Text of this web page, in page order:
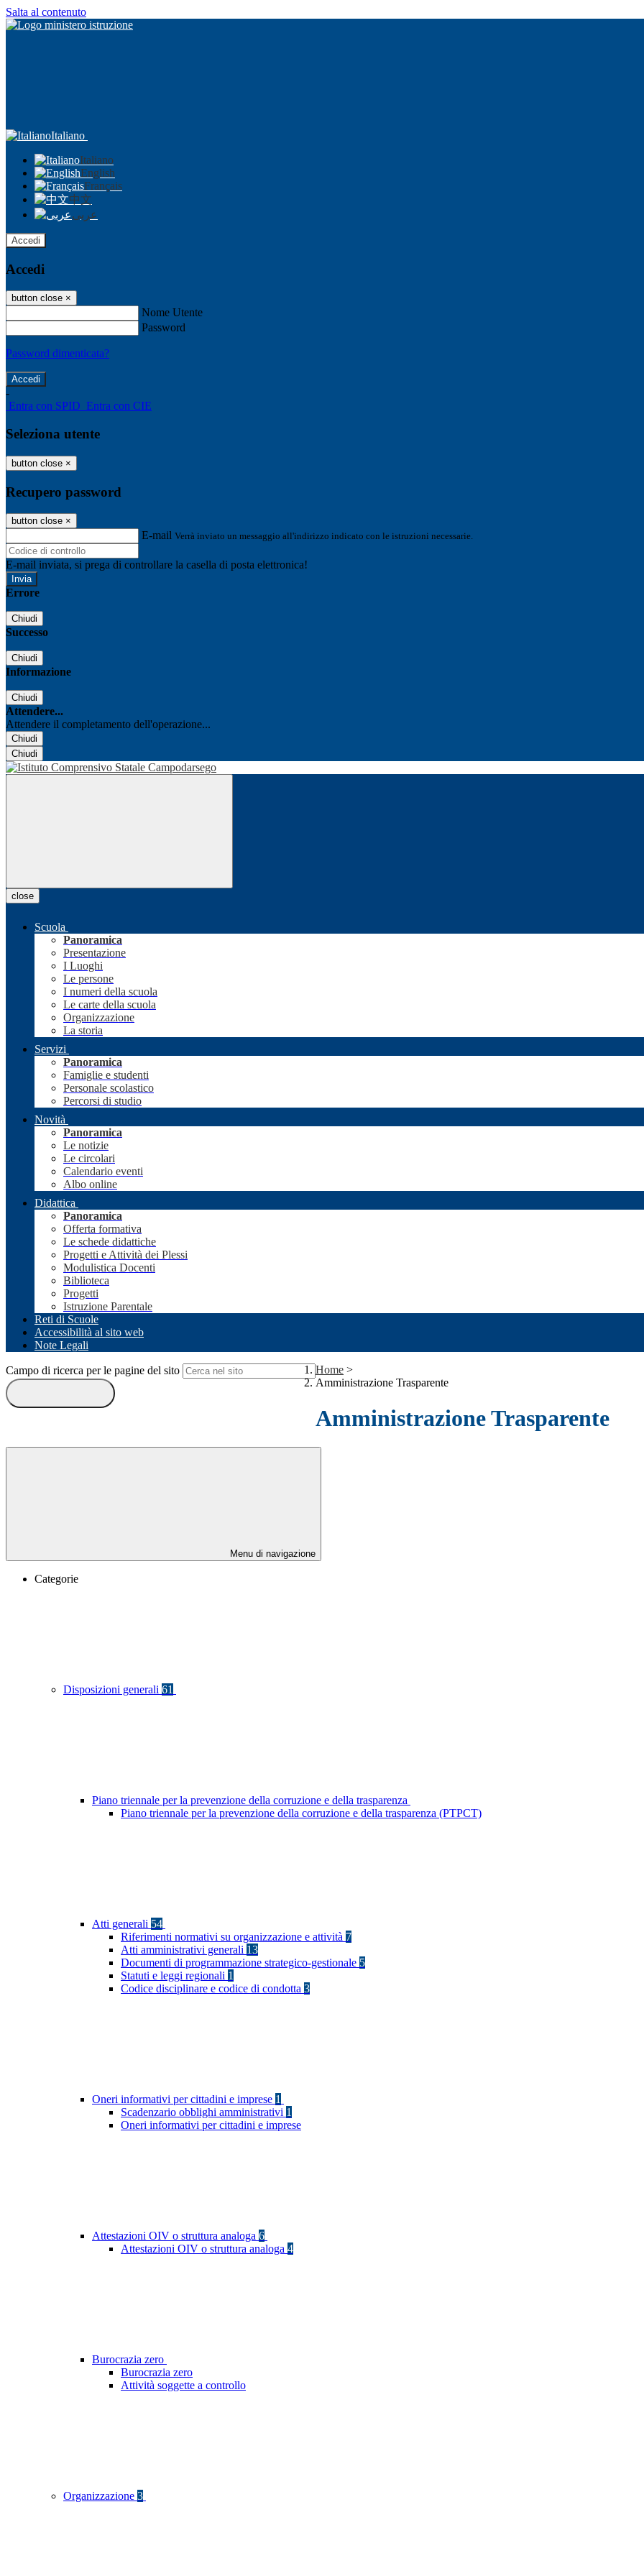
Salta al contenuto
Italiano
Italiano
English
Français
中文
عربى
Accedi
Accedi
button close ×
Nome Utente
Password
Password dimenticata?
-
Entra con SPID Entra con CIE
Seleziona utente
button close ×
Recupero password
button close ×
E-mail Verrà inviato un messaggio all'indirizzo indicato con le istruzioni necessarie.
E-mail inviata, si prega di controllare la casella di posta elettronica!
Errore
Chiudi
Successo
Chiudi
Informazione
Chiudi
Attendere...
Attendere il completamento dell'operazione...
Chiudi
Chiudi
close
Scuola
Panoramica
Presentazione
I Luoghi
Le persone
I numeri della scuola
Le carte della scuola
Organizzazione
La storia
Servizi
Panoramica
Famiglie e studenti
Personale scolastico
Percorsi di studio
Novità
Panoramica
Le notizie
Le circolari
Calendario eventi
Albo online
Didattica
Panoramica
Offerta formativa
Le schede didattiche
Progetti e Attività dei Plessi
Modulistica Docenti
Biblioteca
Progetti
Istruzione Parentale
Reti di Scuole
Accessibilità al sito web
Note Legali
Campo di ricerca per le pagine del sito Home >
Amministrazione Trasparente
Amministrazione Trasparente
Menu di navigazione
Categorie
Disposizioni generali 61
Piano triennale per la prevenzione della corruzione e della trasparenza
Piano triennale per la prevenzione della corruzione e della trasparenza (PTPCT)
Atti generali 54
Riferimenti normativi su organizzazione e attività 7
Atti amministrativi generali 13
Documenti di programmazione strategico-gestionale 5
Statuti e leggi regionali 1
Codice disciplinare e codice di condotta 3
Oneri informativi per cittadini e imprese 1
Scadenzario obblighi amministrativi 1
Oneri informativi per cittadini e imprese
Attestazioni OIV o struttura analoga 6
Attestazioni OIV o struttura analoga 4
Burocrazia zero
Burocrazia zero
Attività soggette a controllo
Organizzazione 3